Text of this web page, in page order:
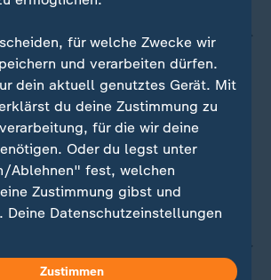
Videos
für welche Zwecke wir
und verarbeiten dürfen.
dein aktuell genutztes Gerät. Mit
du deine Zustimmung zu
für die wir deine
Oder du legst unter
Ablehnen" fest, welchen
Zustimmung gibst und
Deine Datenschutzeinstellungen
widerrufen oder ändern.
Zustimmen